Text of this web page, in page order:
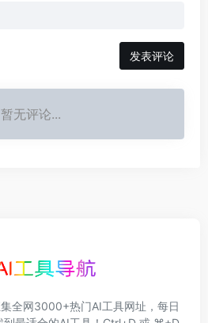
发表评论
暂无评论...
全网3000+热门AI工具网址，每日